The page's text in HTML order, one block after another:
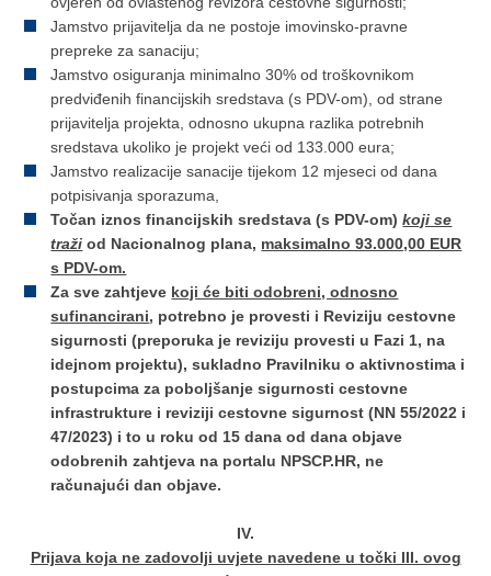
Jamstvo prijavitelja da ne postoje imovinsko-pravne
prepreke za sanaciju;
Jamstvo osiguranja minimalno 30% od troškovnikom
predviđenih financijskih sredstava (s PDV-om), od strane
prijavitelja projekta, odnosno ukupna razlika potrebnih
sredstava ukoliko je projekt veći od 133.000 eura;
Jamstvo realizacije sanacije tijekom 12 mjeseci od dana
potpisivanja sporazuma,
Točan iznos financijskih sredstava (s PDV-om)koji se
traži od Nacionalnog plana, maksimalno 93.000,00 EUR
s PDV-om.
Za sve zahtjeve koji će biti odobreni, odnosno
sufinancirani, potrebno je provesti i Reviziju cestovne
sigurnosti (preporuka je reviziju provesti u Fazi 1, na
idejnom projektu), sukladno Pravilniku o aktivnostima i
postupcima za poboljšanje sigurnosti cestovne
infrastrukture i reviziji cestovne sigurnost (NN 55/2022 i
47/2023) i to u roku od 15 dana od dana objave
odobrenih zahtjeva na portalu NPSCP.HR, ne
računajući dan objave.
IV.
Prijava koja ne zadovolji uvjete navedene u točki III. ovog